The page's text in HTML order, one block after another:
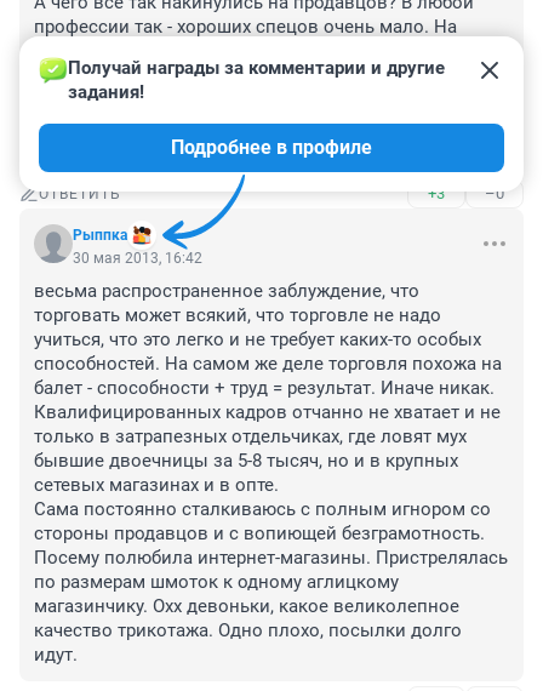
профессии так - хороших спецов очень мало. На
скажу - в том числе про тех, кто пишет тут, пылая
гневом, не сомневаюсь в том, что они тоже часто
неадекватно себя ведут, и это ОТРАЖЕНИЕ общей
картины воспитанности в нашей стране.
ОТВЕТИТЬ +3 –0
Рыппка
Получай награды за комментарии и другие
задания!
Подробнее в профиле
30 мая 2013, 16:42
весьма распространенное заблуждение, что
торговать может всякий, что торговле не надо
учиться, что это легко и не требует каких-то особых
способностей. На самом же деле торговля похожа на
балет - способности + труд = результат. Иначе никак.
Квалифицированных кадров отчанно не хватает и не
только в затрапезных отдельчиках, где ловят мух
бывшие двоечницы за 5-8 тысяч, но и в крупных
сетевых магазинах и в опте.
Сама постоянно сталкиваюсь с полным игнором со
стороны продавцов и с вопиющей безграмотность.
Посему полюбила интернет-магазины. Пристрелялась
по размерам шмоток к одному аглицкому
магазинчику. Охх девоньки, какое великолепное
качество трикотажа. Одно плохо, посылки долго
идут.